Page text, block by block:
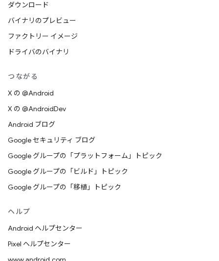
ダウンロード
バイナリのプレビュー
ファクトリー イメージ
ドライバのバイナリ
つながる
X の @Android
X の @AndroidDev
Android ブログ
Google セキュリティ ブログ
Google グループの「プラットフォーム」トピック
Google グループの「ビルド」トピック
Google グループの「移植」トピック
ヘルプ
Android ヘルプセンター
Pixel ヘルプセンター